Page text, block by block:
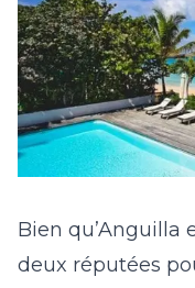
Bien qu’Anguilla
deux réputées